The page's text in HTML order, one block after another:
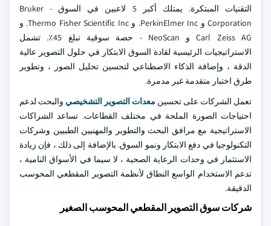
التقنيات المبتكرة. يمتلك أكبر 5 لاعبين في السوق - Bruker
Corporation و PerkinElmer Inc. و Thermo Fisher Scientific Inc. و
Carl Zeiss AG و NeoScan - حصة سوقية تبلغ 45٪. تشمل
الاستراتيجيات الرئيسية لقادة السوق الابتكار في حلول التصوير عالية
الدقة ، وإضافة الذكاء الاصطناعي لتحسين تحليل الصور ، وتطوير
طرق اختبار متقدمة غير مدمرة.
تعمل الشركات على تحسين معدات التصوير التشخيصي والبحث لدعم
احتياجات الصورة الملحة في مختلف القطاعات. تساعد الشراكات
الاستراتيجية مع مرافق البحث والتطوير والمهنيين الطبيين وشركات
التكنولوجيا في دفع الابتكار ونمو السوق. بالإضافة إلى ذلك ، فإن زيادة
الاستثمار في وحدات الرعاية الصحية ، لا سيما في الأسواق النامية ،
تدعم الاستخدام الواسع النطاق لأنظمة التصوير المقطعي المحوسب
الدقيقة.
شركات سوق التصوير المقطعي المحوسب الصغير